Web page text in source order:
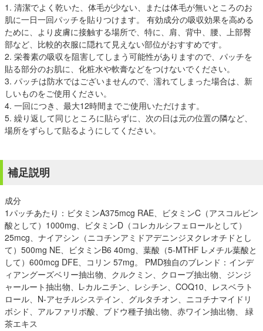
1. 清潔でよく乾いた、体毛が少ない、または体毛が無いところのお
肌に一日一回パッチを貼りつけます。 有効成分の吸収効果を高める
ために、より皮膚に接触する場所で、特に、肩、背中、腰、上部臀
部など、比較的衣服に隠れて見えない部位がおすすめです。
2. 栄養素の吸収を阻害してしまう可能性がありますので、パッチを
貼る部分のお肌に、化粧水や軟膏などをつけないでください。
3. パッチは防水ではございませんので、濡れてしまった場合は、新
しいものをご使用ください。
4. 一回につき、最大12時間までご使用いただけます。
5. 繰り返して同じところに貼らずに、次の日は元の位置の隣など、
場所をずらして貼るようにしてください。
補足説明
成分
1パッチあたり：ビタミンA375mcg RAE、ビタミンC（アスコルビン
酸として）1000mg、ビタミンD（コレカルシフェロールとして）
25mcg、ナイアシン（ニコチンアミドアデニンジヌクレオチドとし
て）500mg NE、ビタミンB6 40mg、葉酸（5-MTHF L-メチル葉酸と
して）600mcg DFE、コリン 57mg。 PMD独自のブレンド：インデ
ィアングーズベリー抽出物、クルクミン、クローブ抽出物、ジンジ
ャールート抽出物、L-カルニチン、レシチン、COQ10、レスベラト
ロール、N-アセチルシステイン、グルタチオン、ニコチナマイドリ
ボシド、アルファリポ酸、ブドウ種子抽出物、赤ワイン抽出物、 緑
茶エキス